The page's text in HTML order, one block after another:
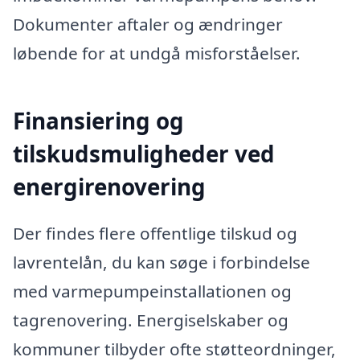
Dokumenter aftaler og ændringer
løbende for at undgå misforståelser.
Finansiering og
tilskudsmuligheder ved
energirenovering
Der findes flere offentlige tilskud og
lavrentelån, du kan søge i forbindelse
med varmepumpeinstallationen og
tagrenovering. Energiselskaber og
kommuner tilbyder ofte støtteordninger,